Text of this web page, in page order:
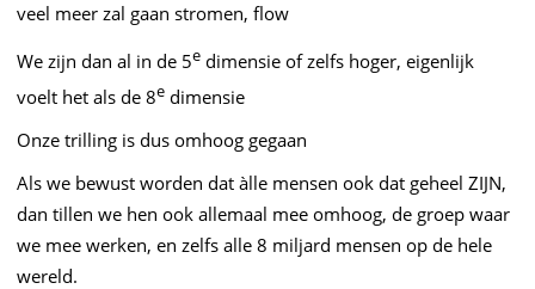
veel meer zal gaan stromen, flow
We zijn dan al in de 5e dimensie of zelfs hoger, eigenlijk
voelt het als de 8e dimensie
Onze trilling is dus omhoog gegaan
Als we bewust worden dat àlle mensen ook dat geheel ZIJN,
dan tillen we hen ook allemaal mee omhoog, de groep waar
we mee werken, en zelfs alle 8 miljard mensen op de hele
wereld.